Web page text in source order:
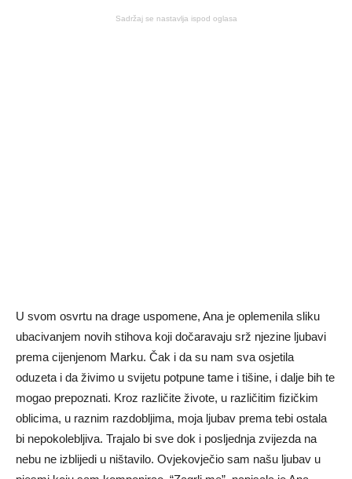
Sadržaj se nastavlja ispod oglasa
U svom osvrtu na drage uspomene, Ana je oplemenila sliku
ubacivanjem novih stihova koji dočaravaju srž njezine ljubavi
prema cijenjenom Marku. Čak i da su nam sva osjetila
oduzeta i da živimo u svijetu potpune tame i tišine, i dalje bih te
mogao prepoznati. Kroz različite živote, u različitim fizičkim
oblicima, u raznim razdobljima, moja ljubav prema tebi ostala
bi nepokolebljiva. Trajalo bi sve dok i posljednja zvijezda na
nebu ne izblijedi u ništavilo. Ovjekovječio sam našu ljubav u